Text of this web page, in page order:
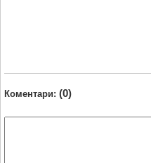
Коментари: (0)